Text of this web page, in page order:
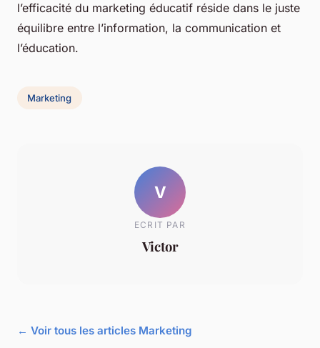
l’efficacité du marketing éducatif réside dans le juste
équilibre entre l’information, la communication et
l’éducation.
Marketing
V
ECRIT PAR
Victor
← Voir tous les articles Marketing